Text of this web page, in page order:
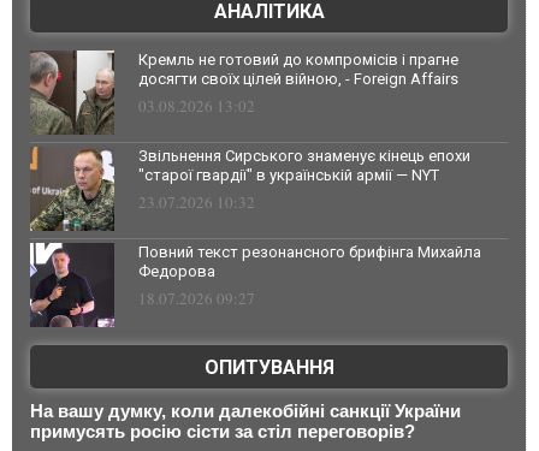
АНАЛІТИКА
Кремль не готовий до компромісів і прагне
досягти своїх цілей війною, - Foreign Affairs
03.08.2026 13:02
Звільнення Сирського знаменує кінець епохи
"старої гвардії" в українській армії — NYT
23.07.2026 10:32
Повний текст резонансного брифінга Михайла
Федорова
18.07.2026 09:27
ОПИТУВАННЯ
На вашу думку, коли далекобійні санкції України
примусять росію сісти за стіл переговорів?